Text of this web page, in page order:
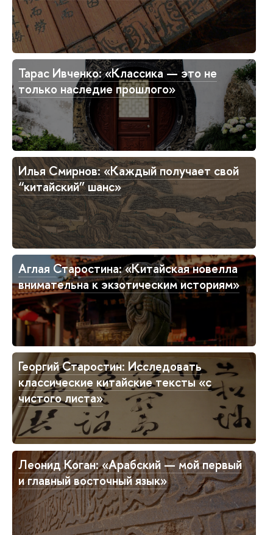
Тарас Ивченко: «Классика — это не
только наследие прошлого»
Илья Смирнов: «Каждый получает свой
“китайский” шанс»
Аглая Старостина: «Китайская новелла
внимательна к экзотическим историям»
Георгий Старостин: Исследовать
классические китайские тексты «с
чистого листа»
Леонид Коган: «Арабский — мой первый
и главный восточный язык»